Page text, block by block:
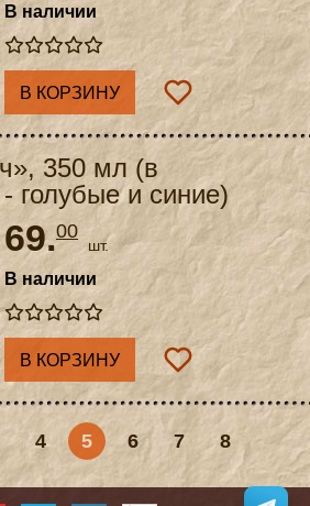
В наличии
В КОРЗИНУ
350 мл (в
голубые и синие)
69.00
шт.
В наличии
В КОРЗИНУ
4 5 6 7 8